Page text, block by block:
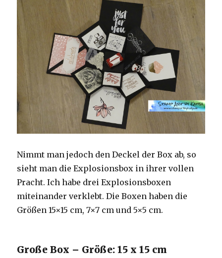
Nimmt man jedoch den Deckel der Box ab, so
sieht man die Explosionsbox in ihrer vollen
Pracht. Ich habe drei Explosionsboxen
miteinander verklebt. Die Boxen haben die
Größen 15×15 cm, 7×7 cm und 5×5 cm.
Große Box – Größe: 15 x 15 cm